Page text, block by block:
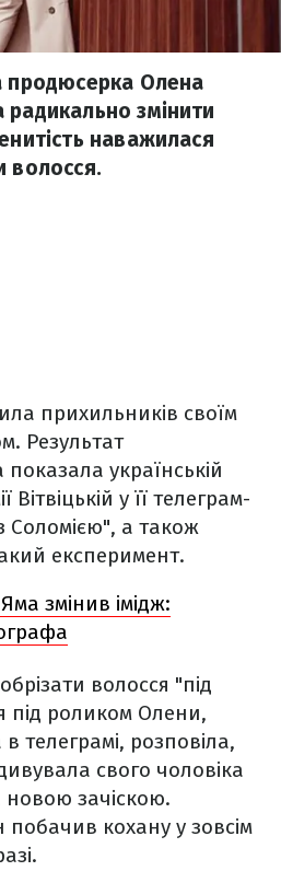
продюсерка Олена
змінити
наважилася
волосся.
прихильників своїм
Результат
українській
Вітвіцькій у її телеграм-
Соломією", а також
експеримент.
змінив імідж:
волосся "під
під роликом Олени,
телеграмі, розповіла,
свого чоловіка
новою зачіскою.
кохану у зовсім